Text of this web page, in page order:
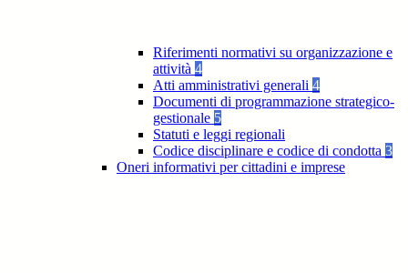
Riferimenti normativi su organizzazione e
attività 4
Atti amministrativi generali 4
Documenti di programmazione strategico-
gestionale 5
Statuti e leggi regionali
Codice disciplinare e codice di condotta 3
Oneri informativi per cittadini e imprese